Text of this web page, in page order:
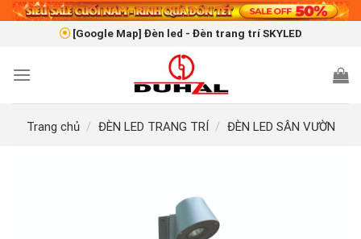
Skip
[Google Map] Đèn led - Đèn trang trí SKYLED
Trang chủ / ĐÈN LED TRANG TRÍ / ĐÈN LED SÂN VƯỜN